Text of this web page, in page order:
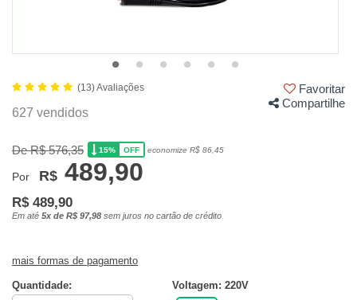
(13) Avaliações
Favoritar
627 vendidos
Compartilhe
De R$ 576,35 15% OFF economize R$ 86,45
Por R$ 489,90
R$ 489,90
Em até 5x de R$ 97,98 sem juros no cartão de crédito
mais formas de pagamento
Quantidade: Voltagem: 220V